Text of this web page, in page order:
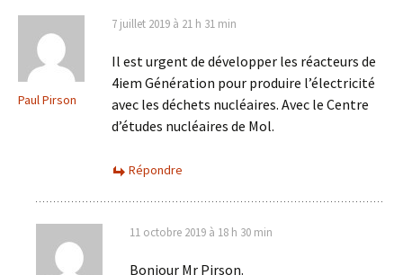
Paul Pirson
7 juillet 2019 à 21 h 31 min
Il est urgent de développer les réacteurs de
4iem Génération pour produire l’électricité
avec les déchets nucléaires. Avec le Centre
d’études nucléaires de Mol.
Répondre
11 octobre 2019 à 18 h 30 min
Bonjour Mr Pirson.